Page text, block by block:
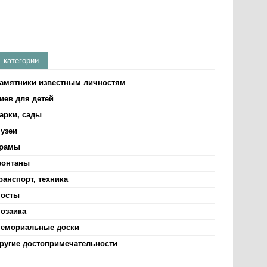
категории
известным личностям
для детей
сады
техника
доски
достопримечательности